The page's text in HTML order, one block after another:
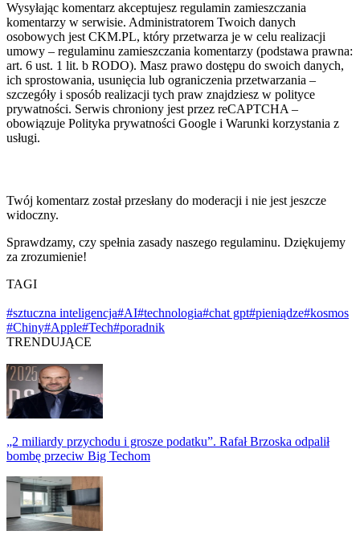
Wysyłając komentarz akceptujesz regulamin zamieszczania
komentarzy w serwisie. Administratorem Twoich danych
osobowych jest CKM.PL, który przetwarza je w celu realizacji
umowy – regulaminu zamieszczania komentarzy (podstawa prawna:
art. 6 ust. 1 lit. b RODO). Masz prawo dostępu do swoich danych,
ich sprostowania, usunięcia lub ograniczenia przetwarzania –
szczegóły i sposób realizacji tych praw znajdziesz w polityce
prywatności. Serwis chroniony jest przez reCAPTCHA –
obowiązuje Polityka prywatności Google i Warunki korzystania z
usługi.
Twój komentarz został przesłany do moderacji i nie jest jeszcze
widoczny.
Sprawdzamy, czy spełnia zasady naszego regulaminu. Dziękujemy
za zrozumienie!
TAGI
#sztuczna inteligencja#AI#technologia#chat gpt#pieniądze#kosmos
#Chiny#Apple#Tech#poradnik
TRENDUJĄCE
„2 miliardy przychodu i grosze podatku”. Rafał Brzoska odpalił
bombę przeciw Big Techom